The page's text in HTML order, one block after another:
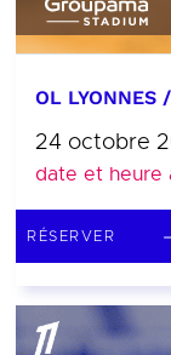
OL LYONNES
24 octobre
date et heure
RÉSERVER